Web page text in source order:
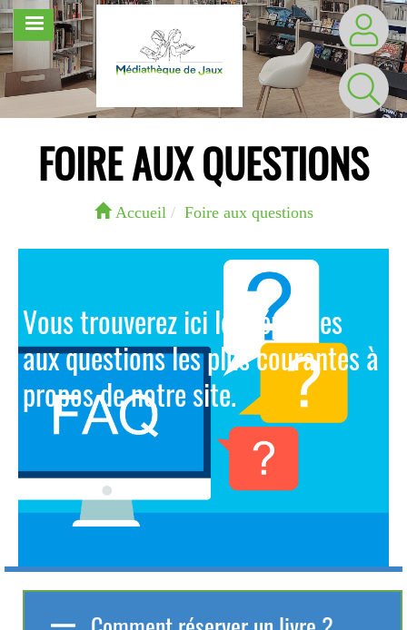
Aller
au
contenu
principal
MENU
FOIRE AUX QUESTIONS
Accueil Foire aux questions
Vous trouverez ici les réponses
aux questions les plus courantes à
propos de notre site.